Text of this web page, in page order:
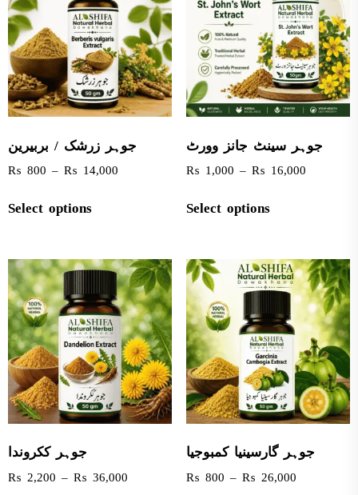
جوہر زرشک / بربیرین
₨ 800 – ₨ 14,000
Select options
جوہر سینٹ جانز وورٹ
₨ 1,000 – ₨ 16,000
Select options
جوہر ککروندا
₨ 2,200 – ₨ 36,000
جوہر گارسینیا کمبوجیا
₨ 800 – ₨ 26,000